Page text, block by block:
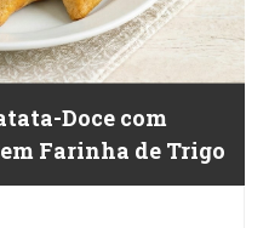
Doce com
Farinha de Trigo